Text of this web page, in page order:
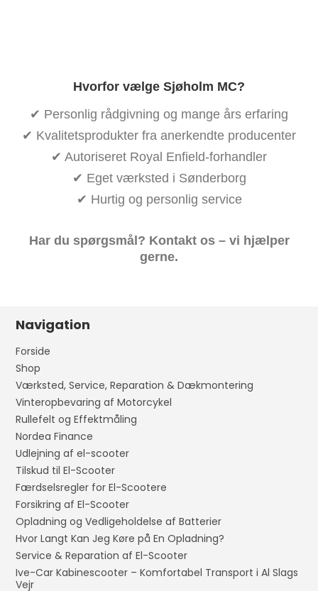
Hvorfor vælge Sjøholm MC?
✔ Personlig rådgivning og mange års erfaring
✔ Kvalitetsprodukter fra anerkendte producenter
✔ Autoriseret Royal Enfield-forhandler
✔ Eget værksted i Sønderborg
✔ Hurtig og personlig service
Har du spørgsmål? Kontakt os – vi hjælper
gerne.
Navigation
Forside
Shop
Værksted, Service, Reparation & Dækmontering
Vinteropbevaring af Motorcykel
Rullefelt og Effektmåling
Nordea Finance
Udlejning af el-scooter
Tilskud til El-Scooter
Færdselsregler for El-Scootere
Forsikring af El-Scooter
Opladning og Vedligeholdelse af Batterier
Hvor Langt Kan Jeg Køre på En Opladning?
Service & Reparation af El-Scooter
Ive-Car Kabinescooter – Komfortabel Transport i Al Slags
Vejr